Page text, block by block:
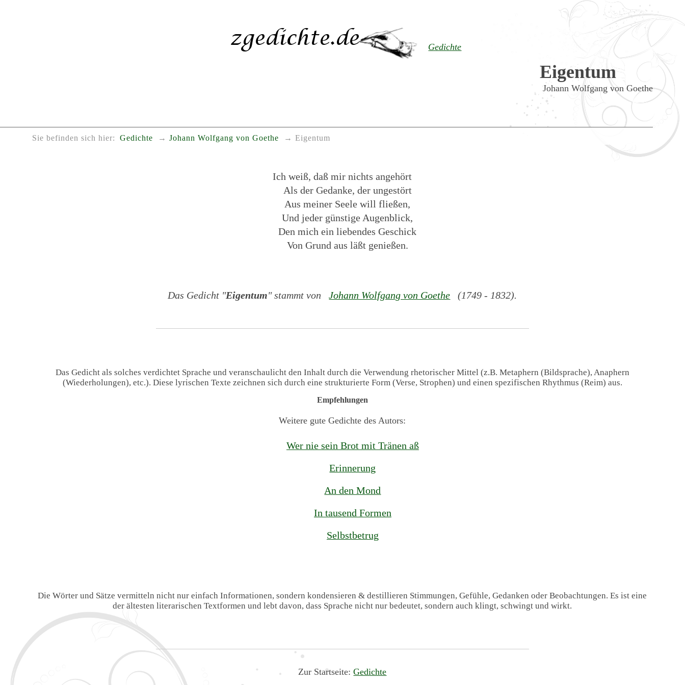
Gedichte
Eigentum
Johann Wolfgang von Goethe
Sie befinden sich hier: Gedichte Johann Wolfgang von Goethe Eigentum
Ich weiß, daß mir nichts angehört
Als der Gedanke, der ungestört
Aus meiner Seele will fließen,
Und jeder günstige Augenblick,
Den mich ein liebendes Geschick
Von Grund aus läßt genießen.
Das Gedicht "Eigentum" stammt von Johann Wolfgang von Goethe (1749 - 1832).
Das Gedicht als solches verdichtet Sprache und veranschaulicht den Inhalt durch die Verwendung rhetorischer Mittel (z.B. Metaphern (Bildsprache), Anaphern
(Wiederholungen), etc.). Diese lyrischen Texte zeichnen sich durch eine strukturierte Form (Verse, Strophen) und einen spezifischen Rhythmus (Reim) aus.
Empfehlungen
Weitere gute Gedichte des Autors:
Wer nie sein Brot mit Tränen aß
Erinnerung
An den Mond
In tausend Formen
Selbstbetrug
Die Wörter und Sätze vermitteln nicht nur einfach Informationen, sondern kondensieren & destillieren Stimmungen, Gefühle, Gedanken oder Beobachtungen. Es ist eine
der ältesten literarischen Textformen und lebt davon, dass Sprache nicht nur bedeutet, sondern auch klingt, schwingt und wirkt.
Zur Startseite:Gedichte